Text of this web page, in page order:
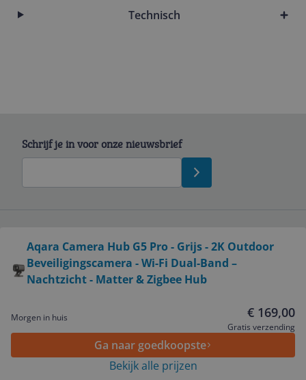
Technisch
Aqara Camera Hub G5 Pro - Grijs - 2K Outdoor
Beveiligingscamera - Wi-Fi Dual-Band –
Nachtzicht - Matter & Zigbee Hub
Morgen in huis € 169,00
Gratis verzending
Ga naar goedkoopste
Bekijk alle prijzen
Schrijf je in voor onze nieuwsbrief
Service